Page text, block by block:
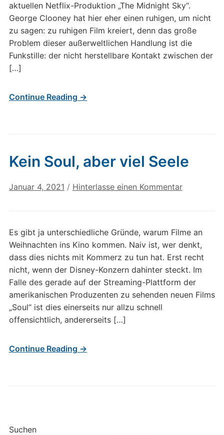
Suchen
aktuellen Netflix-Produktion „The Midnight Sky“.
George Clooney hat hier eher einen ruhigen, um nicht
zu sagen: zu ruhigen Film kreiert, denn das große
Problem dieser außerweltlichen Handlung ist die
Funkstille: der nicht herstellbare Kontakt zwischen der
[…]
Continue Reading →
Kein Soul, aber viel Seele
Januar 4, 2021 / Hinterlasse einen Kommentar
Es gibt ja unterschiedliche Gründe, warum Filme an
Weihnachten ins Kino kommen. Naiv ist, wer denkt,
dass dies nichts mit Kommerz zu tun hat. Erst recht
nicht, wenn der Disney-Konzern dahinter steckt. Im
Falle des gerade auf der Streaming-Plattform der
amerikanischen Produzenten zu sehenden neuen Films
„Soul“ ist dies einerseits nur allzu schnell
offensichtlich, andererseits […]
Continue Reading →